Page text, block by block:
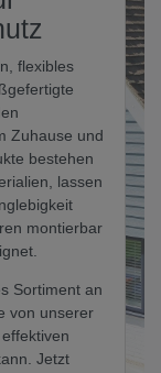
flexibles
Zuhause und
bestehen
lassen
montierbar
Sortiment an
von unserer
Jetzt